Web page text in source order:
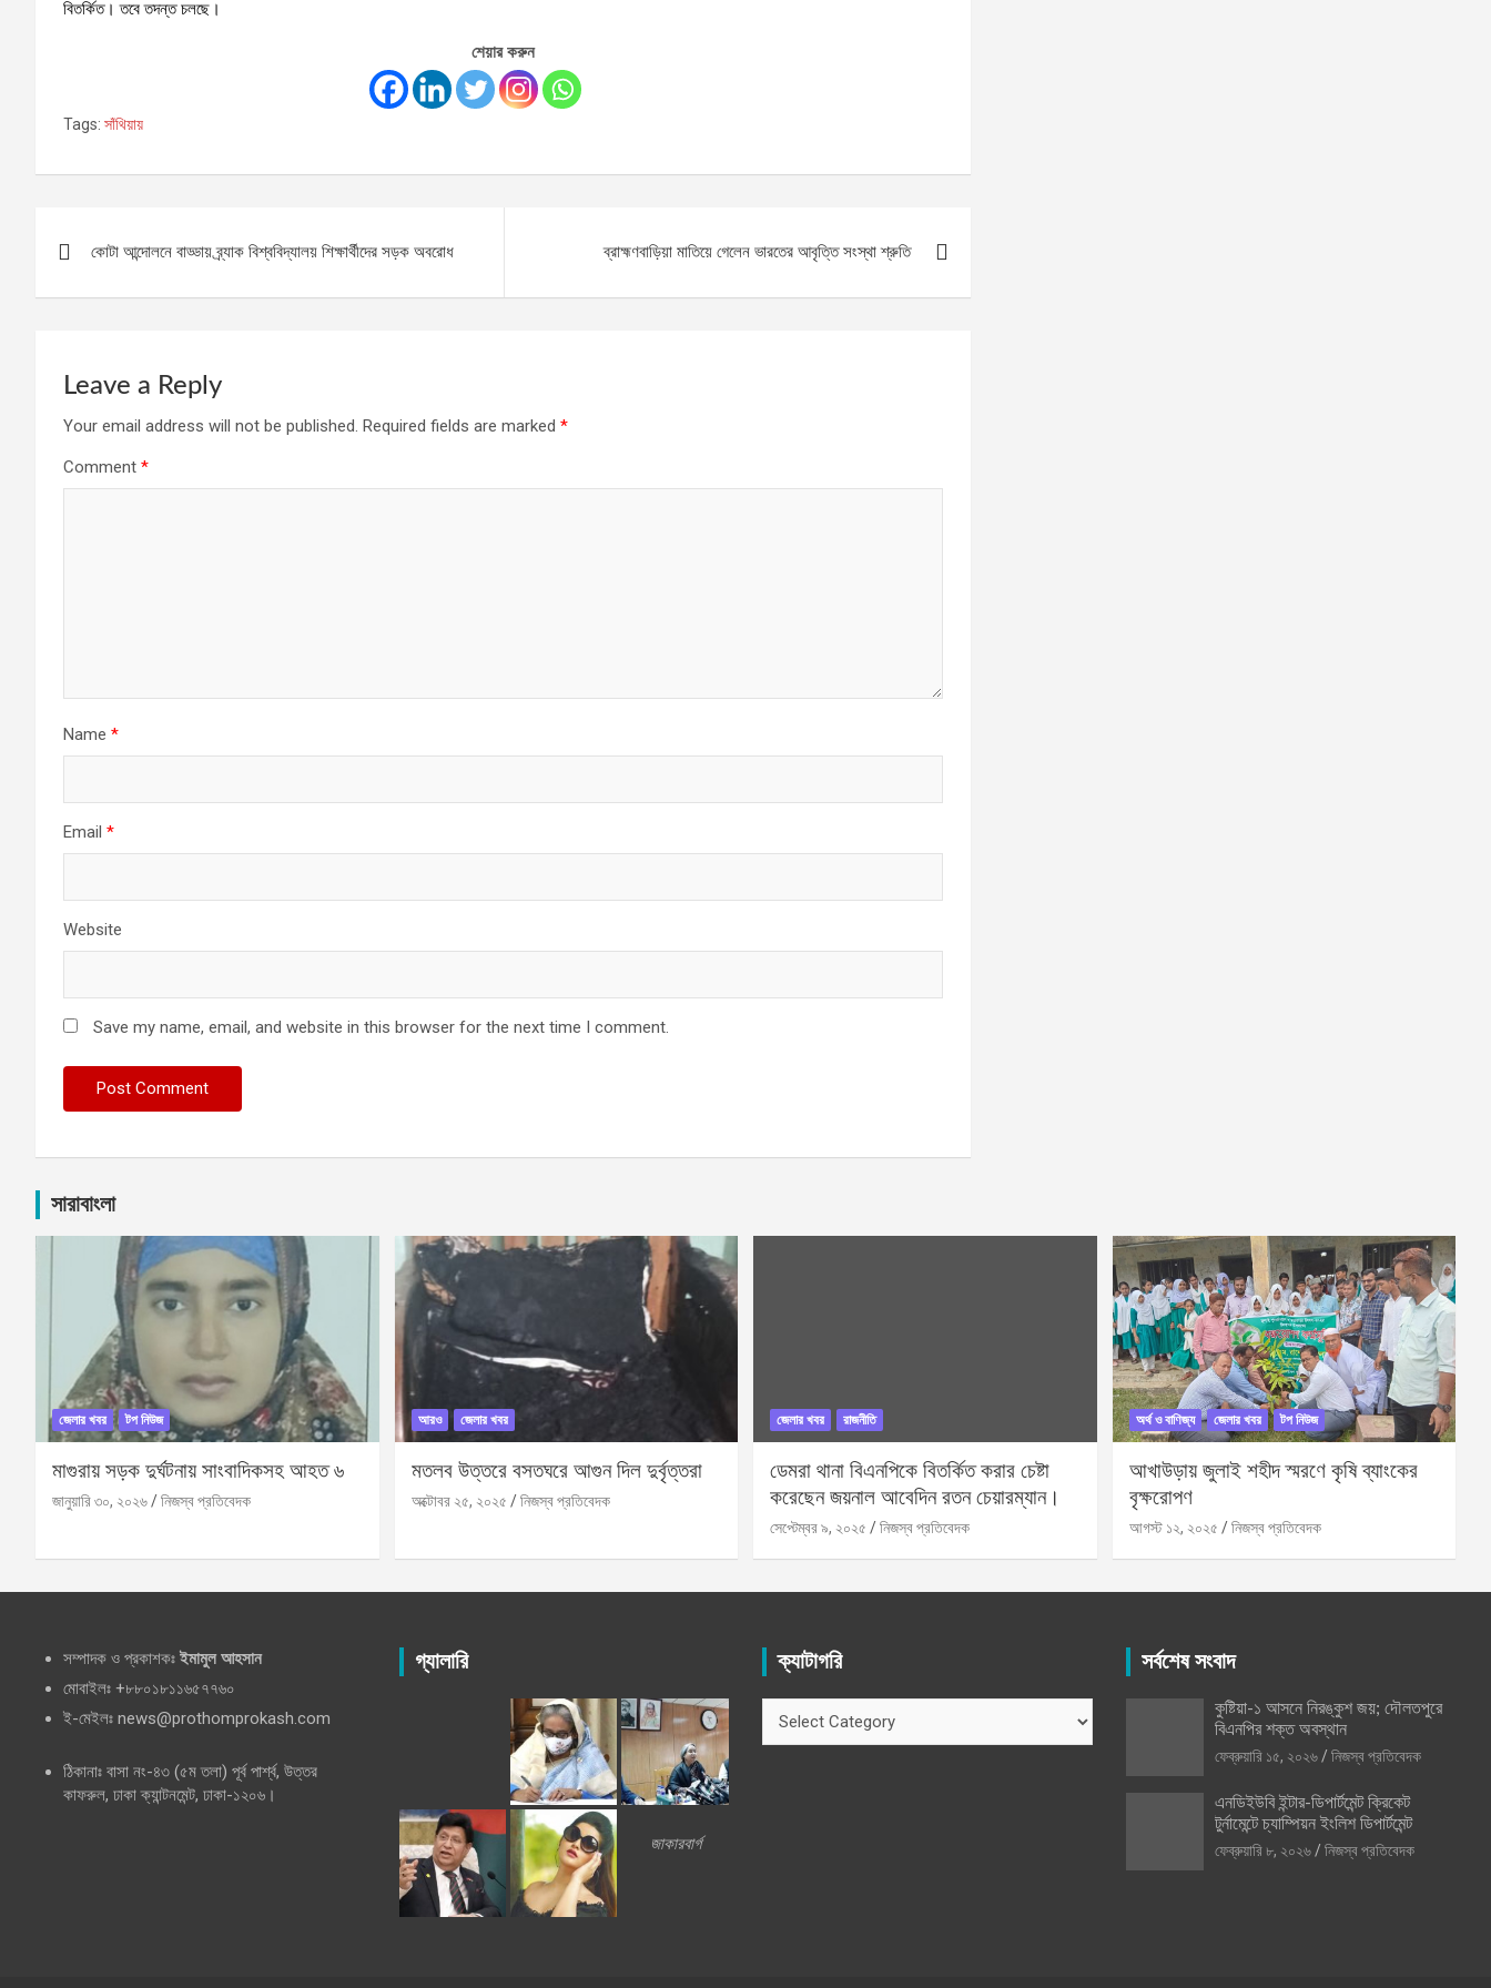
বিতর্কিত। তবে তদন্ত চলছে।
শেয়ার করুন
Tags: সাঁথিয়ায়
কোটা আন্দোলনে বাড্ডায় ব্র্যাক বিশ্ববিদ্যালয় শিক্ষার্থীদের সড়ক অবরোধ ব্রাহ্মণবাড়িয়া মাতিয়ে গেলেন ভারতের আবৃত্তি সংস্থা শ্রুতি
Leave a Reply
Your email address will not be published. Required fields are marked *
Comment *
Name *
Email *
Website
Save my name, email, and website in this browser for the next time I comment.
সারাবাংলা
জেলার খবর টপ নিউজ
মাগুরায় সড়ক দুর্ঘটনায় সাংবাদিকসহ আহত ৬
জানুয়ারি ৩০, ২০২৬ নিজস্ব প্রতিবেদক
আরও জেলার খবর
মতলব উত্তরে বসতঘরে আগুন দিল দুর্বৃত্তরা
অক্টোবর ২৫, ২০২৫ নিজস্ব প্রতিবেদক
জেলার খবর রাজনীতি
ডেমরা থানা বিএনপিকে বিতর্কিত করার চেষ্টা
করেছেন জয়নাল আবেদিন রতন চেয়ারম্যান।
সেপ্টেম্বর ৯, ২০২৫ নিজস্ব প্রতিবেদক
অর্থ ও বাণিজ্য জেলার খবর টপ নিউজ
আখাউড়ায় জুলাই শহীদ স্মরণে কৃষি ব্যাংকের
বৃক্ষরোপণ
আগস্ট ১২, ২০২৫ নিজস্ব প্রতিবেদক
সম্পাদক ও প্রকাশকঃ ইমামুল আহসান
মোবাইলঃ +৮৮০১৮১১৬৫৭৭৬০
ই-মেইলঃ news@prothomprokash.com
ঠিকানাঃ বাসা নং-৪৩ (৫ম তলা) পূর্ব পার্শ্ব, উত্তর
কাফরুল, ঢাকা ক্যান্টনমেন্ট, ঢাকা-১২০৬।
গ্যালারি
জাকারবার্গ
ক্যাটাগরি সর্বশেষ সংবাদ
কুষ্টিয়া-১ আসনে নিরঙ্কুশ জয়; দৌলতপুরে
বিএনপির শক্ত অবস্থান
ফেব্রুয়ারি ১৫, ২০২৬
নিজস্ব প্রতিবেদক
এনডিইউবি ইন্টার-ডিপার্টমেন্ট ক্রিকেট
টুর্নামেন্টে চ্যাম্পিয়ন ইংলিশ ডিপার্টমেন্ট
ফেব্রুয়ারি ৮, ২০২৬
নিজস্ব প্রতিবেদক